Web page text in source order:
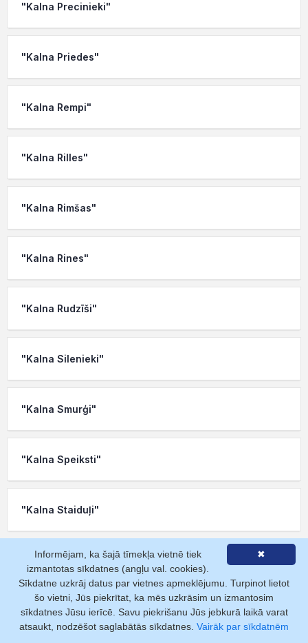
"Kalna Precinieki"
"Kalna Priedes"
"Kalna Rempi"
"Kalna Rilles"
"Kalna Rimšas"
"Kalna Rines"
"Kalna Rudzīši"
"Kalna Silenieki"
"Kalna Smurģi"
"Kalna Speiksti"
"Kalna Staiduļi"
"Kalna Stuķi"
"Kalna Svikas"
✖
Informējam, ka šajā tīmekļa vietnē tiek
izmantotas sīkdatnes (angļu val. cookies).
Sīkdatne uzkrāj datus par vietnes apmeklējumu. Turpinot lietot
šo vietni, Jūs piekrītat, ka mēs uzkrāsim un izmantosim
sīkdatnes Jūsu ierīcē. Savu piekrišanu Jūs jebkurā laikā varat
atsaukt, nodzēšot saglabātās sīkdatnes. Vairāk par sīkdatnēm